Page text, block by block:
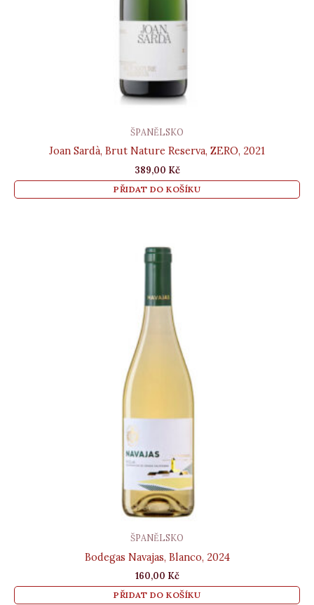
ŠPANĚLSKO
Joan Sardà, Brut Nature Reserva, ZERO, 2021
389,00 Kč
PŘIDAT DO KOŠÍKU
ŠPANĚLSKO
Bodegas Navajas, Blanco, 2024
160,00 Kč
PŘIDAT DO KOŠÍKU